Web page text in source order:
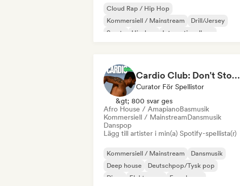
Cloud Rap / Hip Hop
Kommersiell / Mainstream
Drill/Jersey
Smuts
Hip-hop
Internationell rap
Cardio Club: Don't Stop! 💦
Curator För Spellistor
&gt; 800 svar ges
Afro House / AmapianoBasmusik
Kommersiell / MainstreamDansmusik
Danspop
Lägg till artister i min(a) Spotify-spellista(r)
Kommersiell / Mainstream
Dansmusik
Deep house
Deutschpop/Tysk pop
Disco
Elektropop
Fransk pop